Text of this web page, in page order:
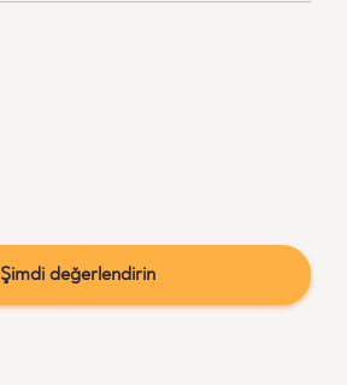
Şimdi değerlendirin